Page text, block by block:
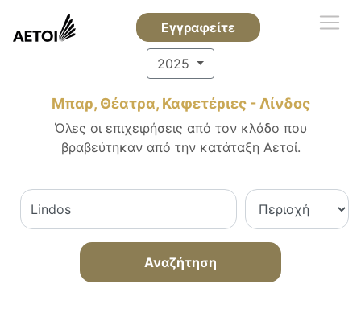
Εγγραφείτε
2025
Μπαρ, Θέατρα, Καφετέριες - Λίνδος
Όλες οι επιχειρήσεις από τον κλάδο που
βραβεύτηκαν από την κατάταξη Αετοί.
Αναζήτηση